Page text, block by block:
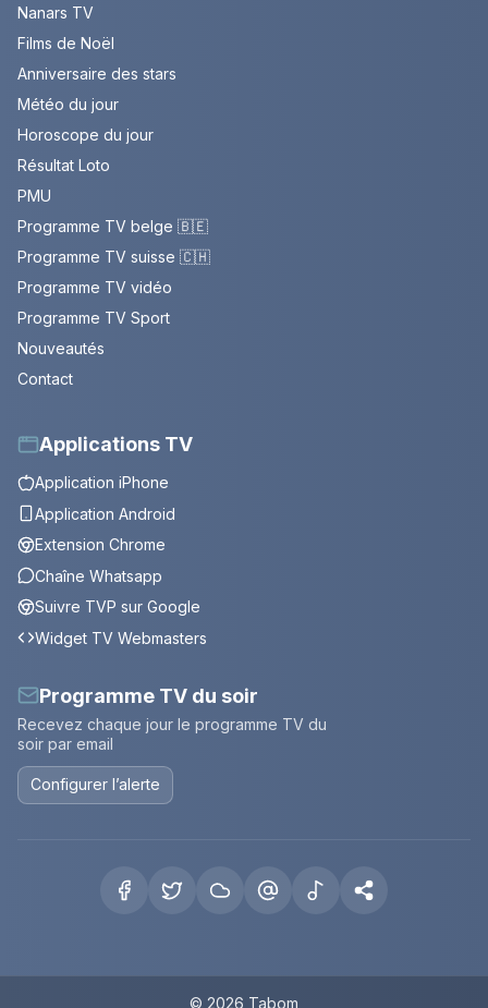
Nanars TV
Films de Noël
Anniversaire des stars
Météo du jour
Horoscope du jour
Résultat Loto
PMU
Programme TV belge 🇧🇪
Programme TV suisse 🇨🇭
Programme TV vidéo
Programme TV Sport
Nouveautés
Contact
Applications TV
Application iPhone
Application Android
Extension Chrome
Chaîne Whatsapp
Suivre TVP sur Google
Widget TV Webmasters
Programme TV du soir
Recevez chaque jour le programme TV du
soir par email
Configurer l’alerte
© 2026 Tabom